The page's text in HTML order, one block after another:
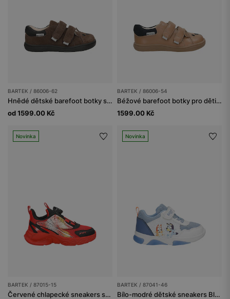
BARTEK / 86006-62
Hnědé dětské barefoot botky s medvídkem na špičce BARTEK 86006-62
od 1599.00 Kč
BARTEK / 86006-54
Béžové barefoot botky pro děti s medvídkem na špičce BARTEK 86006-54
1599.00 Kč
Novinka
BARTEK / 87015-15
Červené chlapecké sneakers se zapínáním na kolečko BARTEK 87015-15
Novinka
BARTEK / 87041-46
Bílo-modré dětské sneakers Bluey se svítící podrážkou BARTEK 87041-46